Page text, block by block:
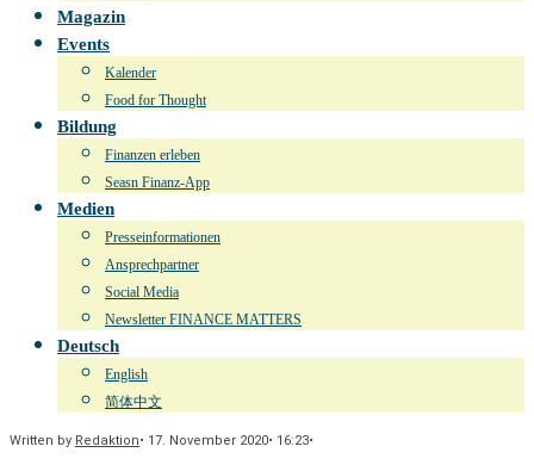
Magazin
Events
Kalender
Food for Thought
Bildung
Finanzen erleben
Seasn Finanz-App
Medien
Presseinformationen
Ansprechpartner
Social Media
Newsletter FINANCE MATTERS
Deutsch
English
简体中文
Written by Redaktion• 17. November 2020• 16:23•